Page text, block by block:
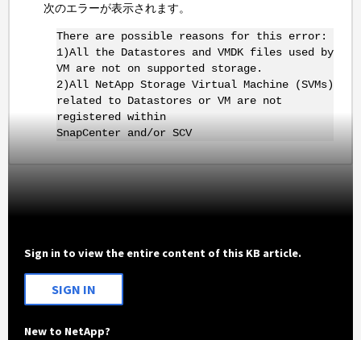
次のエラーが表示されます。
There are possible reasons for this error:
1)All the Datastores and VMDK files used by
VM are not on supported storage.
2)All NetApp Storage Virtual Machine (SVMs)
related to Datastores or VM are not
registered within
SnapCenter and/or SCV
Sign in to view the entire content of this KB article.
SIGN IN
New to NetApp?